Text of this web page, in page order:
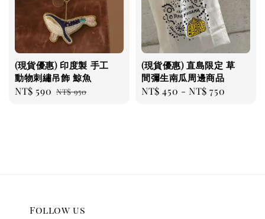
(現貨優惠) 印度製 手工
動物刺繡吊飾 鯨魚
Sale
NT$ 590 Regular
NT$ 950
(現貨優惠) 直島限定 草
間彌生南瓜周邊商品
Regular
NT$ 450 -NT$ 750
Follow us